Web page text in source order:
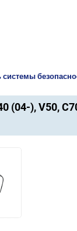
системы
(04-), V50,